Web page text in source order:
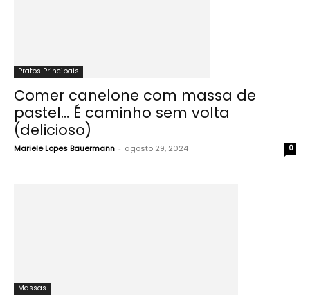
Pratos Principais
Comer canelone com massa de
pastel… É caminho sem volta
(delicioso)
Mariele Lopes Bauermann - agosto 29, 2024 0
Massas